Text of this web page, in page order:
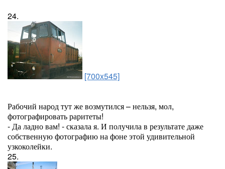
24.
[700x545]
Рабочий народ тут же возмутился – нельзя, мол,
фотографировать раритеты!
- Да ладно вам! - сказала я. И получила в результате даже
собственную фотографию на фоне этой удивительной
узкоколейки.
25.